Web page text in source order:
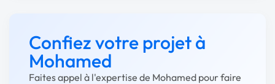
Confiez votre projet à
Mohamed
Faites appel à l'expertise de Mohamed pour faire